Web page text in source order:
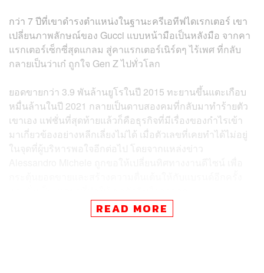
กว่า 7 ปีที่เขาดำรงตำแหน่งในฐานะครีเอทีฟไดเรกเตอร์ เขา
เปลี่ยนภาพลักษณ์ของ Gucci แบบหน้ามือเป็นหลังมือ จากคา
แรกเตอร์เซ็กซี่สุดแกลม สู่คาแรกเตอร์เนิร์ดๆ ไร้เพศ ที่กลับ
กลายเป็นว่าเก๋ ถูกใจ Gen Z ไปทั่วโลก
ยอดขายกว่า 3.9 พันล้านยูโรในปี 2015 ทะยานขึ้นแตะเกือบ
หมื่นล้านในปี 2021 กลายเป็นดาบสองคมที่กลับมาทำร้ายตัว
เขาเอง แฟชั่นที่สุดท้ายแล้วก็คือธุรกิจที่มีเรื่องของกำไรเข้า
มาเกี่ยวข้องอย่างหลีกเลี่ยงไม่ได้ เมื่อตัวเลขที่เคยทำได้ไม่อยู่
ในจุดที่ผู้บริหารพอใจอีกต่อไป โดยจากแหล่งข่าว
Alessandro Michele ถูกขนานนามว่าเป็นหนึ่งในแฟชั่น
READ MORE